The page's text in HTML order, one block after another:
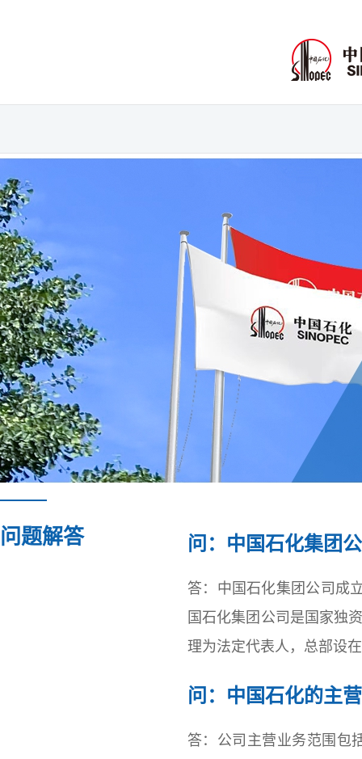
问题解答 问：中国石化集团
答：中国石化集团公司成
国石化集团公司是国家独
理为法定代表人，总部设
问：中国石化的主
答：公司主营业务范围包